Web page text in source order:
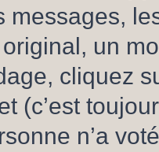
messages,
original, un
cliquez
(c’est
n’a